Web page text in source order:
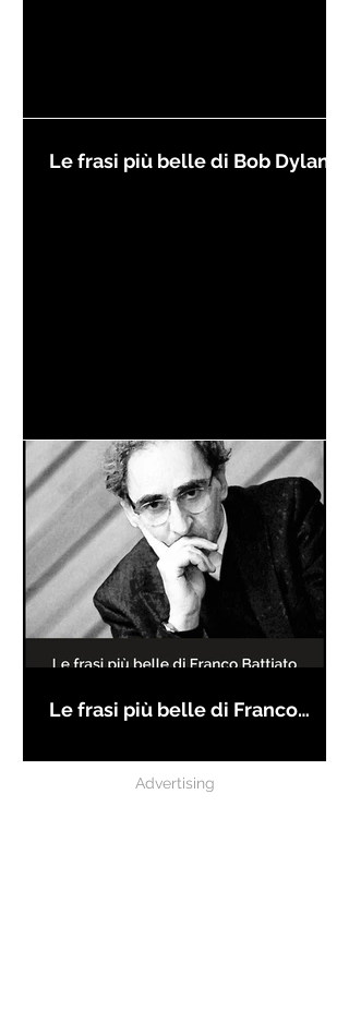
Le frasi più belle di Bob Dylan
Le frasi più belle di Franco
Advertising